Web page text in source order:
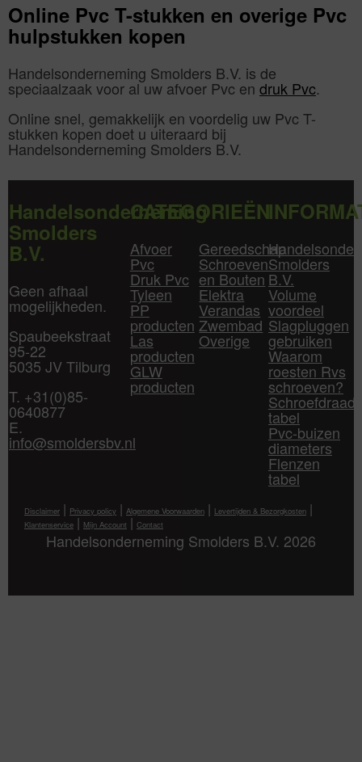
Online Pvc T-stukken en overige Pvc
hulpstukken kopen
Handelsonderneming Smolders B.V. is de
speciaalzaak voor al uw afvoer Pvc en druk Pvc.
Online snel, gemakkelijk en voordelig uw Pvc T-
stukken kopen doet u uiteraard bij
Handelsonderneming Smolders B.V.
Handelsonderneming
Smolders
B.V.
Geen afhaal
mogelijkheden.
Spaubeekstraat
95-22
5035 JV Tilburg
T. +31(0)85-
0640877
E.
info@smoldersbv.nl
CATEGORIEËN
Afvoer
Pvc
Druk Pvc
Tyleen
PP
producten
Las
producten
GLW
producten
Gereedschap
Schroeven
en Bouten
Elektra
Verandas
Zwembad
Overige
Smolders
B.V.
Volume
voordeel
Slagpluggen
gebruiken
Waarom
roesten Rvs
schroeven?
Schroefdraad
tabel
Pvc-buizen
diameters
Flenzen
tabel
Disclaimer | Privacy policy | Algemene Voorwaarden | Levertijden & Bezorgkosten |
Klantenservice | Mijn Account | Contact
Handelsonderneming Smolders B.V. 2026